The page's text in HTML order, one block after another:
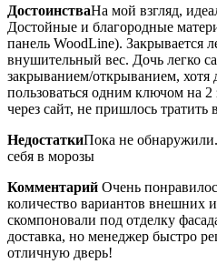
ДостоинстваНа мой взгляд,
Достойные и благородные
панель WoodLine). Закрывается
внушительный вес. Дочь легко
закрыванием/открыванием, хотя
пользоваться одним ключом на 2
через сайт, не пришлось
НедостаткиПока не
себя в морозы
Комментарий Очень
количество вариантов внешних
скомпоновали под отделку
доставка, но менеджер быстро
отличную дверь!